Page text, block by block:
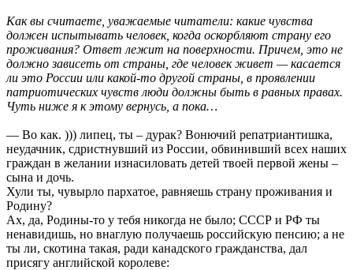
Как вы считаете, уважаемые читатели: какие чувства
должен испытывать человек, когда оскорбляют страну его
проживания? Ответ лежит на поверхности. Причем, это не
должно зависеть от страны, где человек живет — касается
ли это России или какой-то другой страны, в проявлении
патриотических чувств люди должны быть в равных правах.
Чуть ниже я к этому вернусь, а пока…
— Во как. ))) липец, ты – дурак? Вонючий репатриантишка,
неудачник, сдристнувший из России, обвинивший всех наших
граждан в желании изнасиловать детей твоей первой жены –
сына и дочь.
Хули ты, чувырло пархатое, равняешь страну проживания и
Родину?
Ах, да, Родины-то у тебя никогда не было; СССР и РФ ты
ненавидишь, но внаглую получаешь российскую пенсию; а не
ты ли, скотина такая, ради канадского гражданства, дал
присягу английской королеве: